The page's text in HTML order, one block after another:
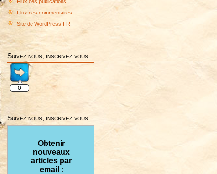
Flux des publications
Flux des commentaires
Site de WordPress-FR
Suivez nous, inscrivez vous
0
Suivez nous, inscrivez vous
Obtenir
nouveaux
articles par
email :